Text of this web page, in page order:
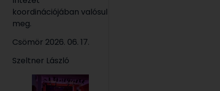
koordinációjában valósul
meg.
Csömör 2026. 06. 17.
Szeltner László